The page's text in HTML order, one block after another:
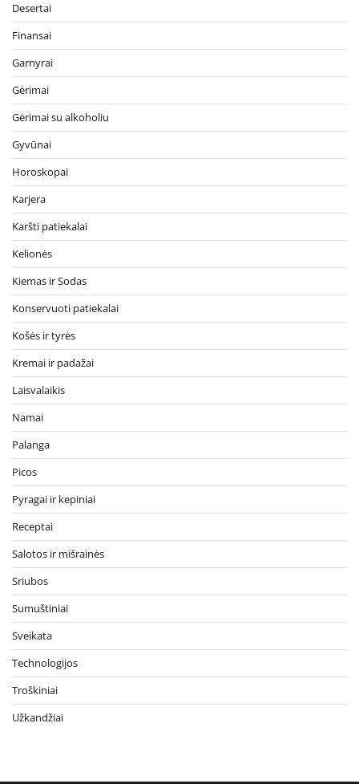
Desertai
Finansai
Garnyrai
Gėrimai
Gėrimai su alkoholiu
Gyvūnai
Horoskopai
Karjera
Karšti patiekalai
Kelionės
Kiemas ir Sodas
Konservuoti patiekalai
Košės ir tyrės
Kremai ir padažai
Laisvalaikis
Namai
Palanga
Picos
Pyragai ir kepiniai
Receptai
Salotos ir mišrainės
Sriubos
Sumuštiniai
Sveikata
Technologijos
Troškiniai
Užkandžiai